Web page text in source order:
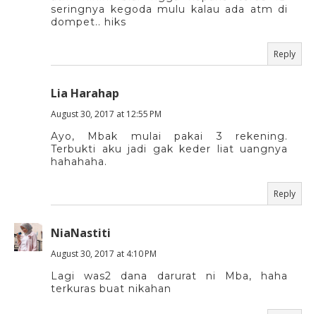
seringnya kegoda mulu kalau ada atm di
dompet.. hiks
Reply
Lia Harahap
August 30, 2017 at 12:55 PM
Ayo, Mbak mulai pakai 3 rekening.
Terbukti aku jadi gak keder liat uangnya
hahahaha.
Reply
NiaNastiti
August 30, 2017 at 4:10 PM
Lagi was2 dana darurat ni Mba, haha
terkuras buat nikahan